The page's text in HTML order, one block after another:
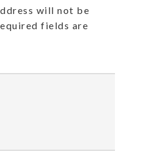
will not be
fields are